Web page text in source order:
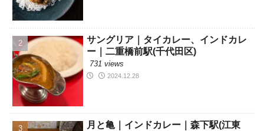
サングリア｜タイカレー、インドカレ
ー｜二重橋前駅(千代田区)
731 views
2024.12.28
月と亀｜インドカレー｜森下駅(江東